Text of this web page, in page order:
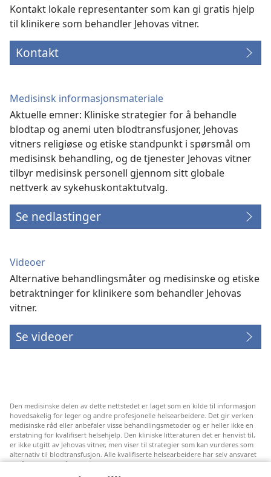
Kontakt lokale representanter som kan gi gratis hjelp
til klinikere som behandler Jehovas vitner.
Kontakt
Medisinsk informasjonsmateriale
Aktuelle emner: Kliniske strategier for å behandle
blodtap og anemi uten blodtransfusjoner, Jehovas
vitners religiøse og etiske standpunkt i spørsmål om
medisinsk behandling, og de tjenester Jehovas vitner
tilbyr medisinsk personell gjennom sitt globale
nettverk av sykehuskontaktutvalg.
Se nedlastinger
Videoer
Alternative behandlingsmåter og medisinske og etiske
betraktninger for klinikere som behandler Jehovas
vitner.
Se videoer
Den medisinske delen av dette nettstedet er laget som en kilde til informasjon
hovedsakelig for leger og andre profesjonelle helsearbeidere. Det gir verken
medisinske råd eller anbefaler visse behandlingsmetoder og er heller ikke en
erstatning for kvalifisert helsehjelp. Den kliniske litteraturen det er henvist til,
er ikke utgitt av Jehovas vitner, men viser til strategier som kan vurderes som
alternativ til blodtransfusjon. Alle kvalifiserte helsearbeidere har selv ansvaret
for å følge med på ny informasjon, drøfte alternative behandlingsmetoder og